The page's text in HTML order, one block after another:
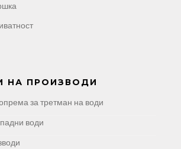
НА ПРОИЗВОДИ
за третман на води
води